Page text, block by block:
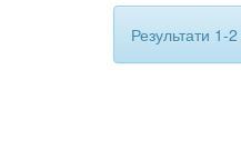
Результати 1-